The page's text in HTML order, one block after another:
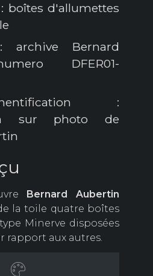
boîtes d'allumettes
Bernard
DFER01-
:
sur photo de
Bernard Aubertin
la toile quatre boîtes
Minerve disposées
rapport aux autres.